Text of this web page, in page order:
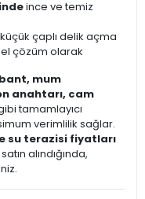
ince ve temiz
küçük çaplı delik açma
çözüm olarak
mum
anahtarı, cam
tamamlayıcı
verimlilik sağlar.
su terazisi fiyatları
alındığında,